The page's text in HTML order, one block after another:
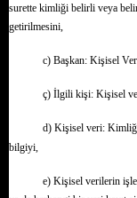
surette kimliği belirli veya
getirilmesini,
c) Başkan: Kişisel
ç) İlgili kişi: Kişisel
d) Kişisel veri:
bilgiyi,
e) Kişisel verilerin